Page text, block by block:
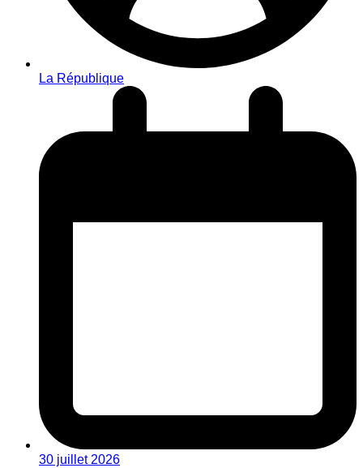
La République
30 juillet 2026